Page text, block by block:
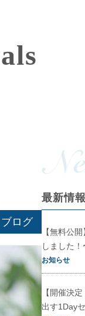
ブログ
最新情
【無料公
しました！
お知らせ
【開催決
出す1Day